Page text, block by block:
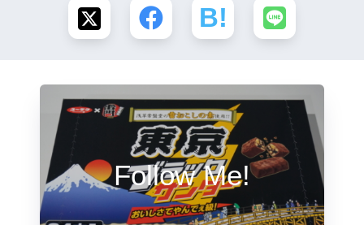
Follow Me!